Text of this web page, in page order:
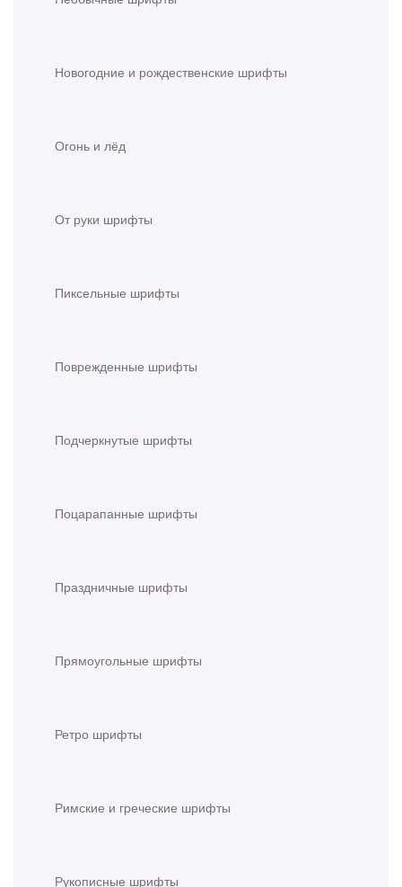
Новогодние и рождественские шрифты
Огонь и лёд
От руки шрифты
Пиксельные шрифты
Поврежденные шрифты
Подчеркнутые шрифты
Поцарапанные шрифты
Праздничные шрифты
Прямоугольные шрифты
Ретро шрифты
Римские и греческие шрифты
Рукописные шрифты